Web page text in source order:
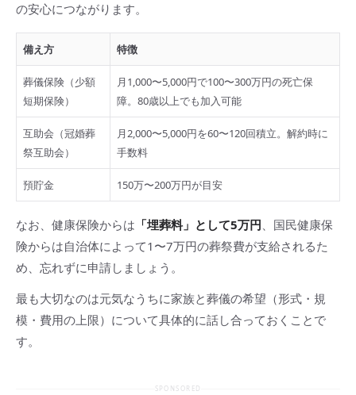
の安心につながります。
備え方 特徴
葬儀保険（少額
短期保険）
月1,000〜5,000円で100〜300万円の死亡保
障。80歳以上でも加入可能
互助会（冠婚葬
祭互助会）
月2,000〜5,000円を60〜120回積立。解約時に
手数料
預貯金 150万〜200万円が目安
なお、健康保険からは 「埋葬料」として5万円、国民健康保
険からは自治体によって1〜7万円の葬祭費が支給されるた
め、忘れずに申請しましょう。
最も大切なのは元気なうちに家族と葬儀の希望（形式・規
模・費用の上限）について具体的に話し合っておくことで
す。
SPONSORED